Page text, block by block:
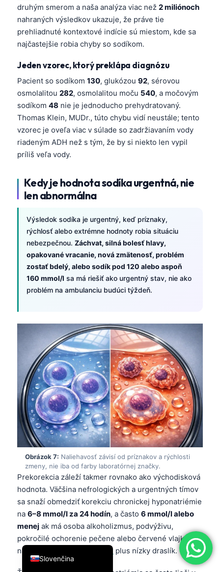
druhým smerom a naša analýza viac než 2 miliónoch
nahraných výsledkov ukazuje, že práve tie
prehliadnuté kontextové indície sú miestom, kde sa
najčastejšie robia chyby so sodíkom.
Jeden vzorec, ktorý preklápa diagnózu
Pacient so sodíkom 130, glukózou 92, sérovou
osmolalitou 282, osmolalitou moču 540, a močovým
sodíkom 48 nie je jednoducho prehydratovaný.
Thomas Klein, MUDr., túto chybu vidí neustále; tento
vzorec je oveľa viac v súlade so zadržiavaním vody
riadeným ADH než s tým, že by si niekto len vypil
príliš veľa vody.
Kedy je hodnota sodíka urgentná, nie
len abnormálna
Výsledok sodíka je urgentný, keď príznaky,
rýchlosť alebo extrémne hodnoty robia situáciu
nebezpečnou. Záchvat, silná bolesť hlavy,
opakované vracanie, nová zmätenosť, problém
zostať bdelý, alebo sodík pod 120 alebo aspoň
160 mmol/l sa má riešiť ako urgentný stav, nie ako
problém na ambulanciu budúci týždeň.
Obrázok 7: Naliehavosť závisí od príznakov a rýchlosti
zmeny, nie iba od farby laboratórnej značky.
Prekorekcia záleží takmer rovnako ako východisková
hodnota. Väčšina nefrologických a urgentných tímov
sa snaží obmedziť korekciu chronickej hyponatriémie
na 6–8 mmol/l za 24 hodín, a často 6 mmol/l alebo
menej ak má osoba alkoholizmus, podvýživu,
pokročilé ochorenie pečene alebo červené vlajky v
našom
dekodéra príznakov plus nízky draslík.
Slovenčina
English
Deutsch
العربية
Français
עִבְרִית
Italiano
Español
Português
Ελληνικά
Türkçe
Română
简体中文
فارسی
Български
हिन्दी
Bahasa Indonesia
Հայերեն
Íslenska
Српски језик
Svenska
Bosanski
Eesti
日本語
Čeština
ქართული
Русский
Lietuvių kalba
한국어
Slovenščina
Magyar